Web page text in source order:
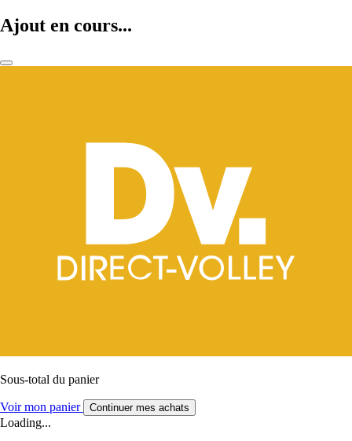
Ajout en cours...
Sous-total du panier
Voir mon panier Continuer mes achats
Loading...